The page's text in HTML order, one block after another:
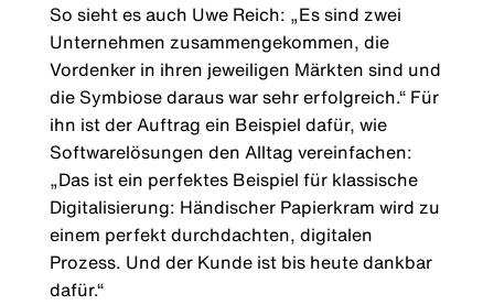
So sieht es auch Uwe Reich: „Es sind zwei
Unternehmen zusammengekommen, die
Vordenker in ihren jeweiligen Märkten sind und
die Symbiose daraus war sehr erfolgreich.“ Für
ihn ist der Auftrag ein Beispiel dafür, wie
Softwarelösungen den Alltag vereinfachen:
„Das ist ein perfektes Beispiel für klassische
Digitalisierung: Händischer Papierkram wird zu
einem perfekt durchdachten, digitalen
Prozess. Und der Kunde ist bis heute dankbar
dafür.“